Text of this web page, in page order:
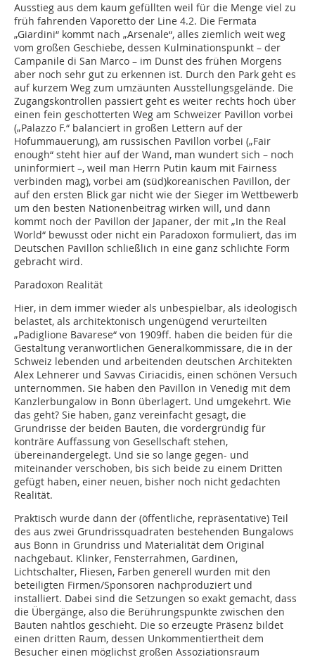
Ausstieg aus dem kaum gefüllten weil für die Menge viel zu
früh fahrenden Vaporetto der Line 4.2. Die Fermata
„Giardini“ kommt nach „Arsenale“, alles ziemlich weit weg
vom großen Geschiebe, dessen Kulminationspunkt – der
Campanile di San Marco – im Dunst des frühen Morgens
aber noch sehr gut zu erkennen ist. Durch den Park geht es
auf kurzem Weg zum umzäunten Ausstellungsgelände. Die
Zugangskontrollen passiert geht es weiter rechts hoch über
einen fein geschotterten Weg am Schweizer Pavillon vorbei
(„Palazzo F.“ balanciert in großen Lettern auf der
Hofummauerung), am russischen Pavillon vorbei („Fair
enough“ steht hier auf der Wand, man wundert sich – noch
uninformiert –, weil man Herrn Putin kaum mit Fairness
verbinden mag), vorbei am (süd)koreanischen Pavillon, der
auf den ersten Blick gar nicht wie der Sieger im Wettbewerb
um den besten Nationenbeitrag wirken will, und dann
kommt noch der Pavillon der Japaner, der mit „In the Real
World“ bewusst oder nicht ein Paradoxon formuliert, das im
Deutschen Pavillon schließlich in eine ganz schlichte Form
gebracht wird.
Paradoxon Realität
Hier, in dem immer wieder als unbespielbar, als ideologisch
belastet, als architektonisch ungenügend verurteilten
„Padiglione Bavarese“ von 1909ff. haben die beiden für die
Gestaltung veranwortlichen Generalkommissare, die in der
Schweiz lebenden und arbeitenden deutschen Architekten
Alex Lehnerer und Savvas Ciriacidis, einen schönen Versuch
unternommen. Sie haben den Pavillon in Venedig mit dem
Kanzlerbungalow in Bonn überlagert. Und umgekehrt. Wie
das geht? Sie haben, ganz vereinfacht gesagt, die
Grundrisse der beiden Bauten, die vordergründig für
konträre Auffassung von Gesellschaft stehen,
übereinandergelegt. Und sie so lange gegen- und
miteinander verschoben, bis sich beide zu einem Dritten
gefügt haben, einer neuen, bisher noch nicht gedachten
Realität.
Praktisch wurde dann der (öffentliche, repräsentative) Teil
des aus zwei Grundrissquadraten bestehenden Bungalows
aus Bonn in Grundriss und Materialität dem Original
nachgebaut. Klinker, Fensterrahmen, Gardinen,
Lichtschalter, Fliesen, Farben generell wurden mit den
beteiligten Firmen/Sponsoren nachproduziert und
installiert. Dabei sind die Setzungen so exakt gemacht, dass
die Übergänge, also die Berührungspunkte zwischen den
Bauten nahtlos geschieht. Die so erzeugte Präsenz bildet
einen dritten Raum, dessen Unkommentiertheit dem
Besucher einen möglichst großen Assoziationsraum